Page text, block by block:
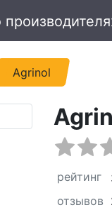
Agrinol
рейтинг
отзывов